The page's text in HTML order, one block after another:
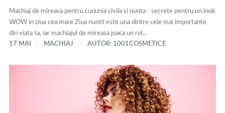
Machiaj de mireasa pentru cununia civila si nunta - secrete pentru un look
WOW in ziua cea mare Ziua nuntii este una dintre cele mai importante
din viata ta, iar machiajul de mireasa joaca un rol...
17 MAI
MACHIAJ AUTOR: 1001COSMETICE